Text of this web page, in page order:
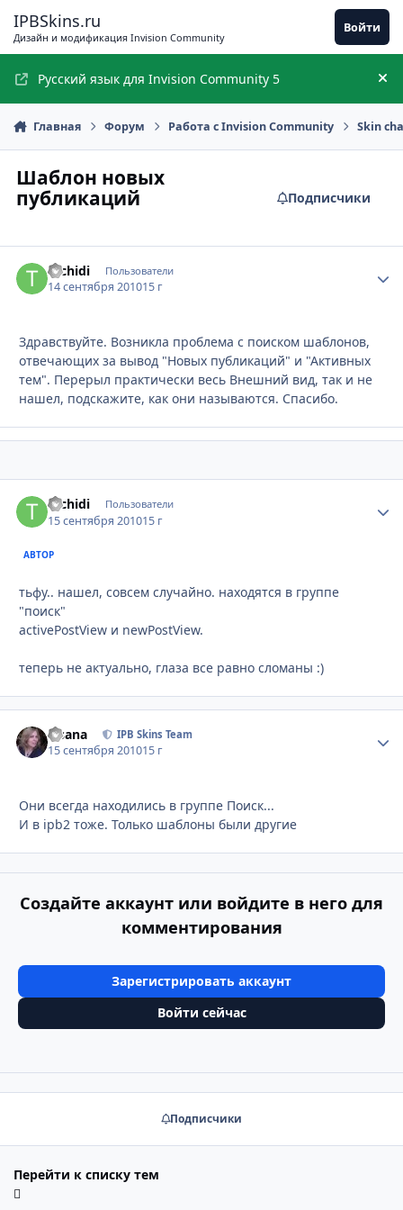
IPBSkins.ru
Дизайн и модификация Invision Community
Войти
Русский язык для Invision Community 5
Главная Форум Работа с Invision Community Skin
Шаблон новых
публикаций
Подписчики
tachidi Пользователи
14 сентября 201015 г
Здравствуйте. Возникла проблема с поиском шаблонов,
отвечающих за вывод "Новых публикаций" и "Активных
тем". Перерыл практически весь Внешний вид, так и не
нашел, подскажите, как они называются. Спасибо.
tachidi Пользователи
15 сентября 201015 г
АВТОР
тьфу.. нашел, совсем случайно. находятся в группе
"поиск"
activePostView и newPostView.
теперь не актуально, глаза все равно сломаны :)
Fisana IPB Skins Team
15 сентября 201015 г
Они всегда находились в группе Поиск...
И в ipb2 тоже. Только шаблоны были другие
Создайте аккаунт или войдите в него для
комментирования
Зарегистрировать аккаунт
Войти сейчас
Подписчики
Перейти к списку тем